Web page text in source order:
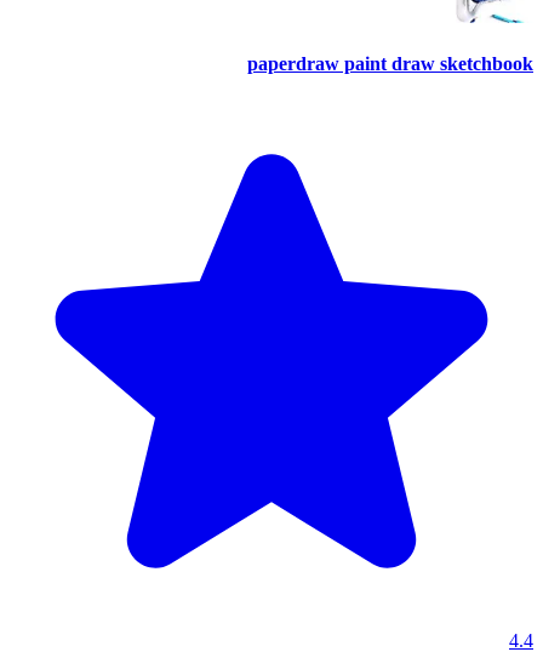
paperdraw paint draw sketchbook
4.4